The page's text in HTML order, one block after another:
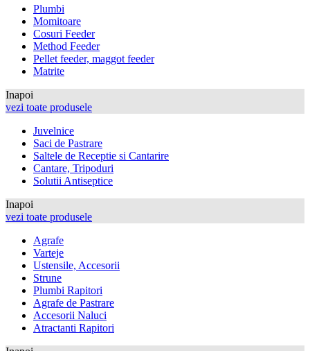
Plumbi
Momitoare
Cosuri Feeder
Method Feeder
Pellet feeder, maggot feeder
Matrite
Inapoi
vezi toate produsele
Juvelnice
Saci de Pastrare
Saltele de Receptie si Cantarire
Cantare, Tripoduri
Solutii Antiseptice
Inapoi
vezi toate produsele
Agrafe
Varteje
Ustensile, Accesorii
Strune
Plumbi Rapitori
Agrafe de Pastrare
Accesorii Naluci
Atractanti Rapitori